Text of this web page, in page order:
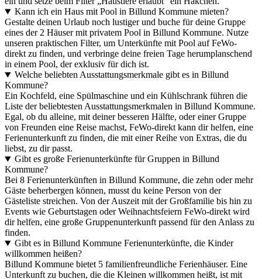
Kann ich ein Haus mit Pool in Billund Kommune mieten?
Gestalte deinen Urlaub noch lustiger und buche für deine Gruppe
eines der 2 Häuser mit privatem Pool in Billund Kommune. Nutze
unseren praktischen Filter, um Unterkünfte mit Pool auf FeWo-
direkt zu finden, und verbringe deine freien Tage herumplanschend
in einem Pool, der exklusiv für dich ist.
Welche beliebten Ausstattungsmerkmale gibt es in Billund
Kommune?
Ein Kochfeld, eine Spülmaschine und ein Kühlschrank führen die
Liste der beliebtesten Ausstattungsmerkmalen in Billund Kommune.
Egal, ob du alleine, mit deiner besseren Hälfte, oder einer Gruppe
von Freunden eine Reise machst, FeWo-direkt kann dir helfen, eine
Ferienunterkunft zu finden, die mit einer Reihe von Extras, die du
liebst, zu dir passt.
Gibt es große Ferienunterkünfte für Gruppen in Billund
Kommune?
Bei 8 Ferienunterkünften in Billund Kommune, die zehn oder mehr
Gäste beherbergen können, musst du keine Person von der
Gästeliste streichen. Von der Auszeit mit der Großfamilie bis hin zu
Events wie Geburtstagen oder Weihnachtsfeiern FeWo-direkt wird
dir helfen, eine große Gruppenunterkunft passend für den Anlass zu
finden.
Gibt es in Billund Kommune Ferienunterkünfte, die Kinder
willkommen heißen?
Billund Kommune bietet 5 familienfreundliche Ferienhäuser. Eine
Unterkunft zu buchen, die die Kleinen willkommen heißt, ist mit